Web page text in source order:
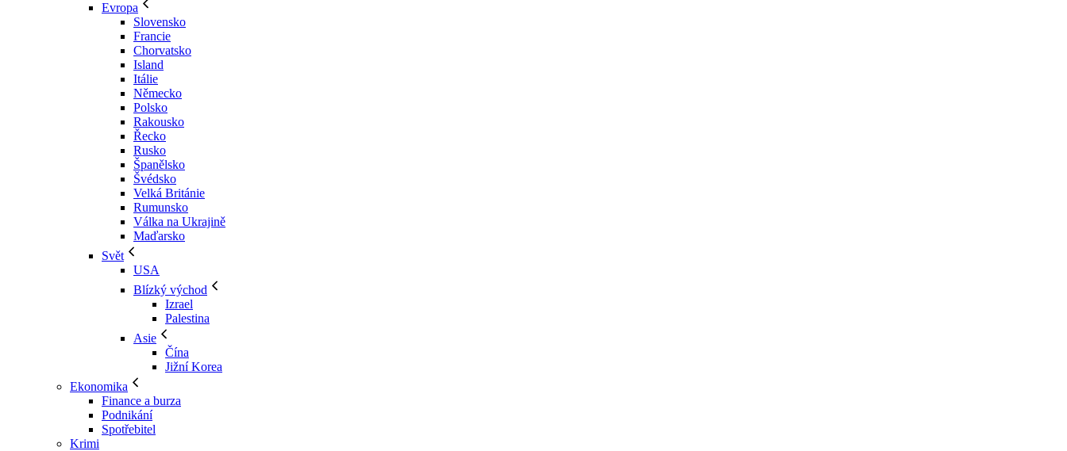
Evropa
Slovensko
Francie
Chorvatsko
Island
Itálie
Německo
Polsko
Rakousko
Řecko
Rusko
Španělsko
Švédsko
Velká Británie
Rumunsko
Válka na Ukrajině
Maďarsko
Svět
USA
Blízký východ
Izrael
Palestina
Asie
Čína
Jižní Korea
Ekonomika
Finance a burza
Podnikání
Spotřebitel
Krimi